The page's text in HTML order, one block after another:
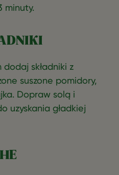
minuty.
dodaj składniki z
suszone pomidory,
Dopraw solą i
uzyskania gładkiej